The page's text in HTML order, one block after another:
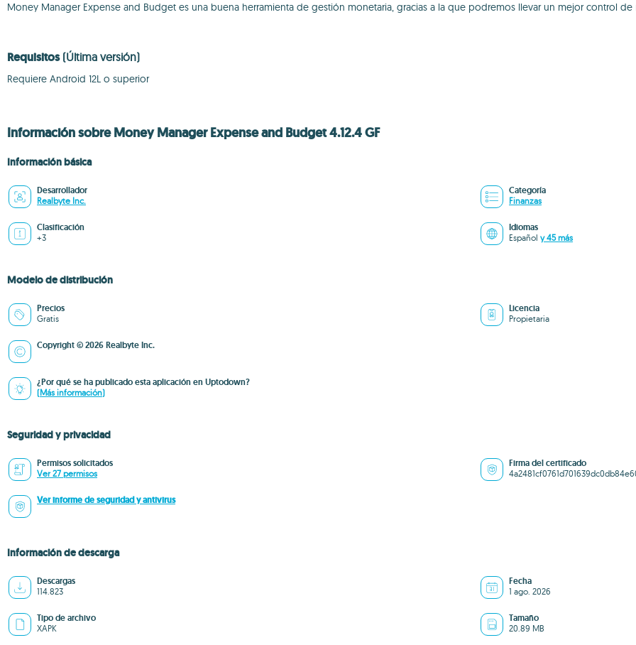
Money Manager Expense and Budget es una buena herramienta de gestión monetaria, gracias a la que podremos llevar un mejor control de
Requisitos (Última versión)
Requiere Android 12L o superior
Información sobre Money Manager Expense and Budget 4.12.4 GF
Información básica
Desarrollador
Realbyte Inc.
Categoría
Finanzas
Clasificación
+3
Idiomas
Español y 45 más
Modelo de distribución
Precios
Gratis
Licencia
Propietaria
Copyright © 2026 Realbyte Inc.
¿Por qué se ha publicado esta aplicación en Uptodown?
(Más información)
Seguridad y privacidad
Permisos solicitados
Ver 27 permisos
Firma del certificado
Ver informe de seguridad y antivirus
Información de descarga
Descargas
114.823
Fecha
1 ago. 2026
Tipo de archivo
XAPK
Tamaño
20.89 MB